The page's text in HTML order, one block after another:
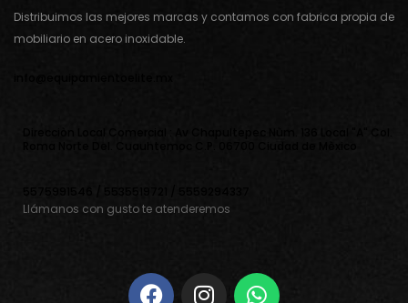
Distribuimos las mejores marcas y contamos con fabrica propia de
mobiliario en acero inoxidable.
Llámanos con gusto te atenderemos